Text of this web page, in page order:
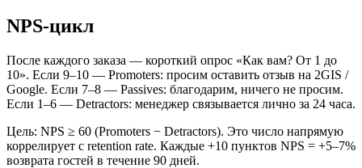
NPS-цикл
После каждого заказа — короткий опрос «Как вам? От 1 до
10». Если 9–10 — Promoters: просим оставить отзыв на 2GIS /
Google. Если 7–8 — Passives: благодарим, ничего не просим.
Если 1–6 — Detractors: менеджер связывается лично за 24 часа.
Цель: NPS ≥ 60 (Promoters − Detractors). Это число напрямую
коррелирует с retention rate. Каждые +10 пунктов NPS = +5–7%
возврата гостей в течение 90 дней.